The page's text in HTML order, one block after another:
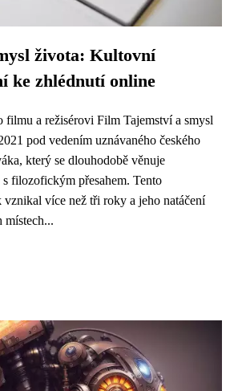
života: Kultovní
ke zhlédnutí online
filmu a režisérovi Film Tajemství a smysl
pod vedením uznávaného českého
který se dlouhodobě věnuje
filozofickým přesahem. Tento
vznikal více než tři roky a jeho natáčení
místech...